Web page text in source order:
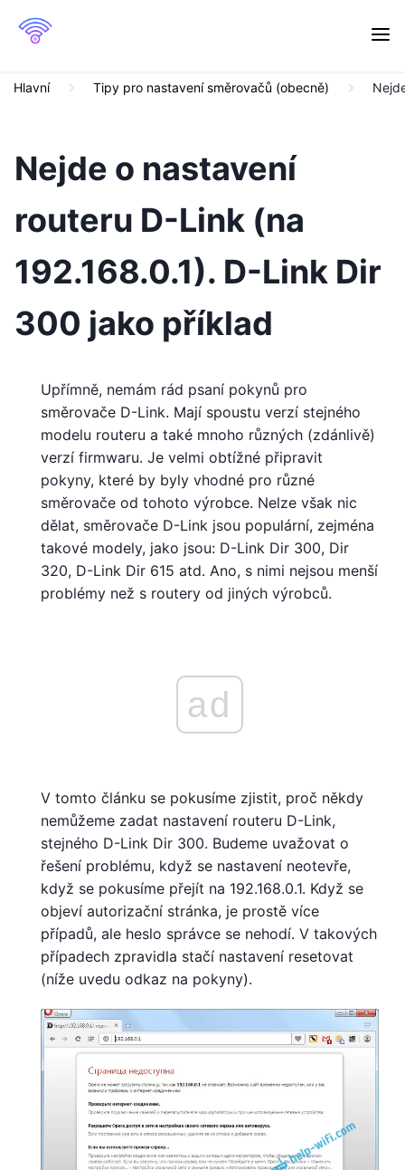
Hlavní Tipy pro nastavení směrovačů (obecně)
Nejde o nastavení
routeru D-Link (na
192.168.0.1). D-Link Dir
300 jako příklad
Upřímně, nemám rád psaní pokynů pro
směrovače D-Link. Mají spoustu verzí stejného
modelu routeru a také mnoho různých (zdánlivě)
verzí firmwaru. Je velmi obtížné připravit
pokyny, které by byly vhodné pro různé
směrovače od tohoto výrobce. Nelze však nic
dělat, směrovače D-Link jsou populární, zejména
takové modely, jako jsou: D-Link Dir 300, Dir
320, D-Link Dir 615 atd. Ano, s nimi nejsou menší
problémy než s routery od jiných výrobců.
ad
V tomto článku se pokusíme zjistit, proč někdy
nemůžeme zadat nastavení routeru D-Link,
stejného D-Link Dir 300. Budeme uvažovat o
řešení problému, když se nastavení neotevře,
když se pokusíme přejít na 192.168.0.1. Když se
objeví autorizační stránka, je prostě více
případů, ale heslo správce se nehodí. V takových
případech zpravidla stačí nastavení resetovat
(níže uvedu odkaz na pokyny).